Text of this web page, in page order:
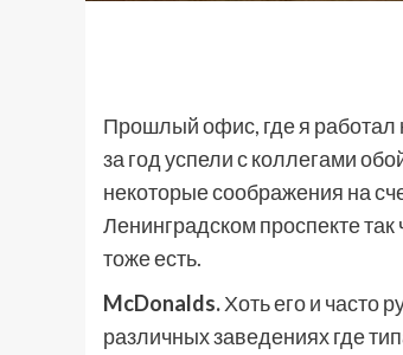
Прошлый офис, где я работал
за год успели с коллегами
некоторые соображения на
Ленинградском проспекте
тоже есть.
McDonalds.Хоть его и часто
различных заведениях где